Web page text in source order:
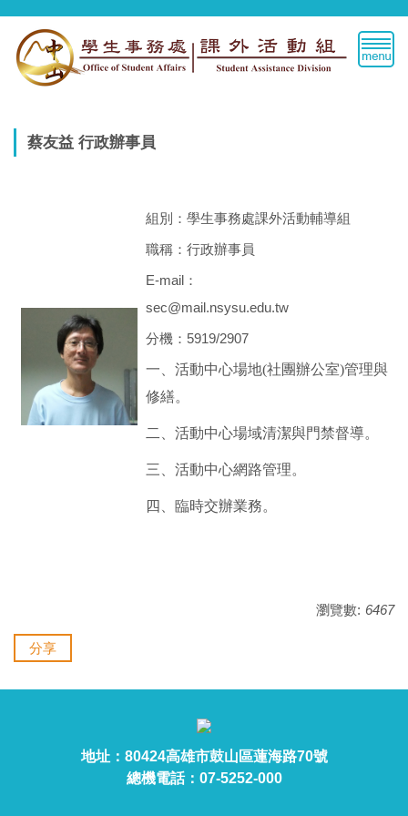
跳
主
要
區
蔡友益 行政辦事員
組別：學生事務處課外活動輔導組
職稱：行政辦事員
E-mail：
sec@mail.nsysu.edu.tw
分機：5919/2907
一、活動中心場地(社團辦公室)管理與
修繕。
二、活動中心場域清潔與門禁督導。
三、活動中心網路管理。
四、臨時交辦業務。
瀏覽數: 6467
分享
地址：80424高雄市鼓山區蓮海路70號
總機電話：07-5252-000